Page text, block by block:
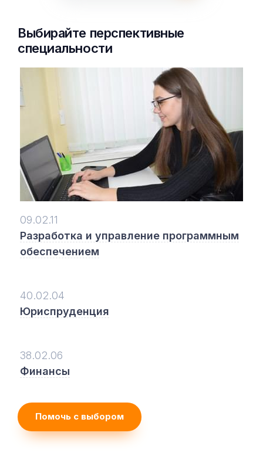
Выбирайте перспективные
специальности
09.02.11
Разработка и управление программным
обеспечением
40.02.04
Юриспруденция
38.02.06
Финансы
Помочь с выбором